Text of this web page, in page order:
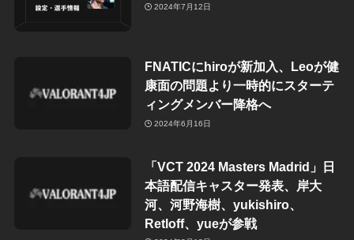
2024年7月12日
FNATICにhiroが新加入、Leoが健
康面の問題より一時的にスターテ
ィングメンバー降格へ
2024年6月16日
「VCT 2024 Masters Madrid」日
本語配信キャスター発表、岸大
河、河野海樹、yukishiro、
Retloff、yueが参戦